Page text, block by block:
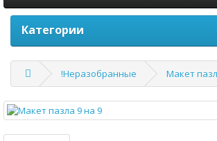
Категории
!Неразобранные Макет